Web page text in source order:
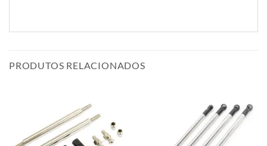
PRODUTOS RELACIONADOS